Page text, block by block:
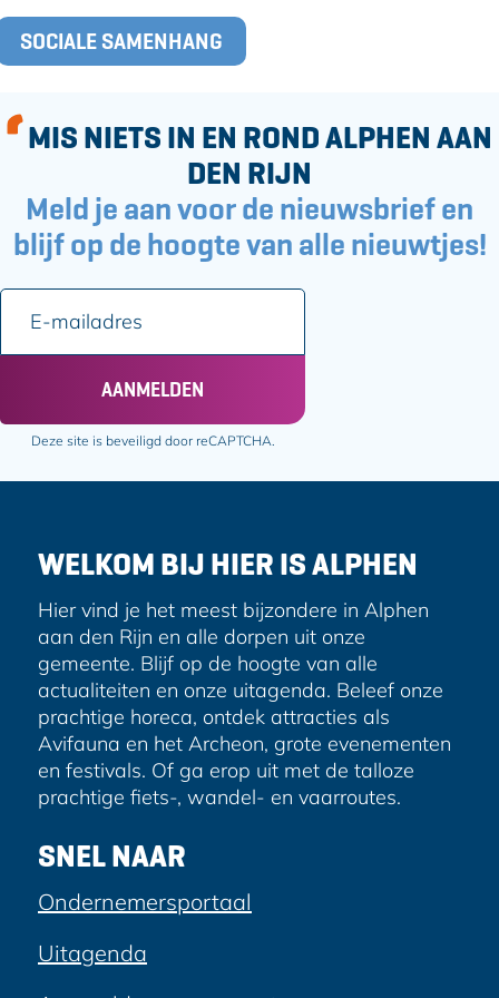
o
k
SOCIALE SAMENHANG
MIS NIETS IN EN ROND ALPHEN AAN
DEN RIJN
Meld je aan voor de nieuwsbrief en
blijf op de hoogte van alle nieuwtjes!
E
m
l
d
AANMELDEN
Deze site is beveiligd door reCAPTCHA.
WELKOM BIJ HIER IS ALPHEN
Hier vind je het meest bijzondere in Alphen
aan den Rijn en alle dorpen uit onze
gemeente. Blijf op de hoogte van alle
actualiteiten en onze uitagenda. Beleef onze
prachtige horeca, ontdek attracties als
Avifauna en het Archeon, grote evenementen
en festivals. Of ga erop uit met de talloze
prachtige fiets-, wandel- en vaarroutes.
SNEL NAAR
Ondernemersportaal
Uitagenda